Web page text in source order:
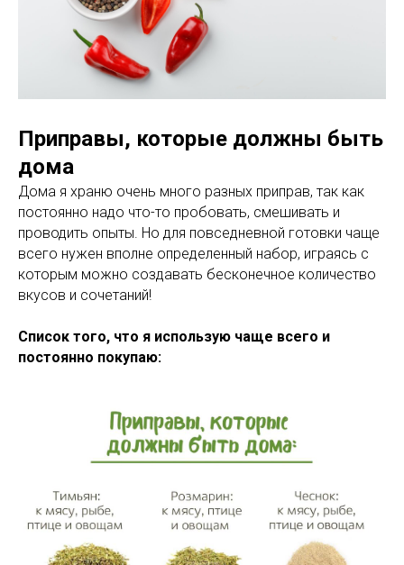
Приправы, которые должны быть
дома
Дома я храню очень много разных приправ, так как
постоянно надо что-то пробовать, смешивать и
проводить опыты. Но для повседневной готовки чаще
всего нужен вполне определенный набор, играясь с
которым можно создавать бесконечное количество
вкусов и сочетаний!
Список того, что я использую чаще всего и
постоянно покупаю: